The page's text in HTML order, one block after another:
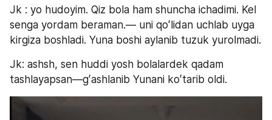
Jk : yo hudoyim. Qiz bola ham shuncha ichadimi. Kel
senga yordam beraman.— uni qoʻlidan uchlab uyga
Jk: ashsh, sen huddi yosh bolalardek qadam
tashlayapsan—gʻashlanib Yunani koʻtarib oldi.